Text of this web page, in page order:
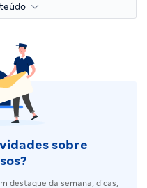
sobre
destaque da semana, dicas,